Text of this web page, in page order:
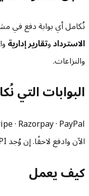
نُكامل أي بوابة دفع في
الاستردادوتقارير إدارية
والنزاعات.
البوابات التي
الآن وادفع لاحقًا. إن وُجد API، نربطه.
كيف يعمل